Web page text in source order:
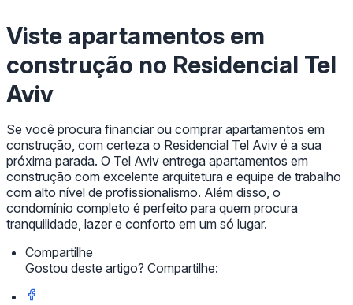
Viste apartamentos em
construção no Residencial Tel
Aviv
Se você procura financiar ou comprar apartamentos em
construção, com certeza o Residencial Tel Aviv é a sua
próxima parada. O Tel Aviv entrega apartamentos em
construção com excelente arquitetura e equipe de trabalho
com alto nível de profissionalismo. Além disso, o
condomínio completo é perfeito para quem procura
tranquilidade, lazer e conforto em um só lugar.
Compartilhe
Gostou deste artigo? Compartilhe: